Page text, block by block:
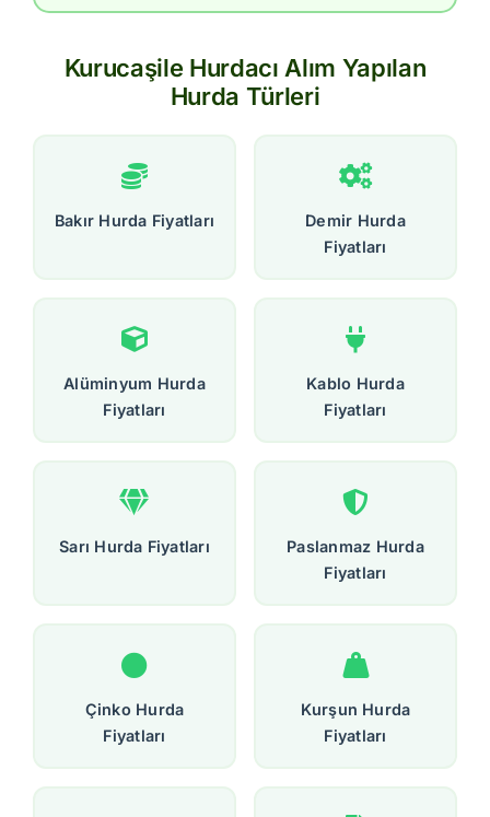
Kurucaşile Hurdacı Alım Yapılan
Hurda Türleri
Bakır Hurda Fiyatları
Demir Hurda
Fiyatları
Alüminyum Hurda
Fiyatları
Kablo Hurda
Fiyatları
Sarı Hurda Fiyatları
Paslanmaz Hurda
Fiyatları
Çinko Hurda
Fiyatları
Kurşun Hurda
Fiyatları